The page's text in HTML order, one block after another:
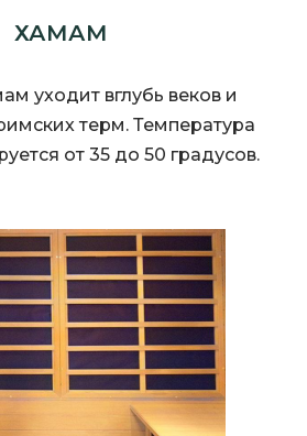
ХАМАМ
уходит вглубь веков и
терм. Температура
от 35 до 50 градусов.